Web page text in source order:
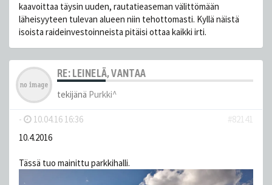
kaavoittaa täysin uuden, rautatieaseman välittömään
läheisyyteen tulevan alueen niin tehottomasti. Kyllä näistä
isoista raideinvestoinneista pitäisi ottaa kaikki irti.
RE: LEINELÄ, VANTAA
tekijänä Purkki^
- 10.04.16 16:36
#82141
10.4.2016
Tässä tuo mainittu parkkihalli.